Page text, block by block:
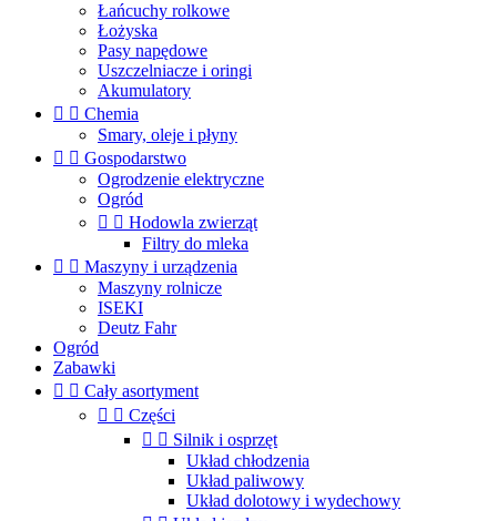
Łańcuchy rolkowe
Łożyska
Pasy napędowe
Uszczelniacze i oringi
Akumulatory
  Chemia
Smary, oleje i płyny
  Gospodarstwo
Ogrodzenie elektryczne
Ogród
  Hodowla zwierząt
Filtry do mleka
  Maszyny i urządzenia
Maszyny rolnicze
ISEKI
Deutz Fahr
Ogród
Zabawki
  Cały asortyment
  Części
  Silnik i osprzęt
Układ chłodzenia
Układ paliwowy
Układ dolotowy i wydechowy